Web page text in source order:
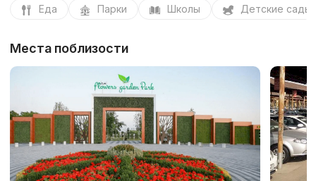
Еда Парки Школы Детские сады
Места поблизости